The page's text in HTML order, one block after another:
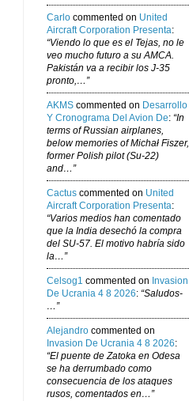
Carlo commented on United
Aircraft Corporation Presenta:
“Viendo lo que es el Tejas, no le
veo mucho futuro a su AMCA.
Pakistán va a recibir los J-35
pronto,…”
AKMS commented on Desarrollo
Y Cronograma Del Avion De: “In
terms of Russian airplanes,
below memories of Michał Fiszer,
former Polish pilot (Su-22)
and…”
Cactus commented on United
Aircraft Corporation Presenta:
“Varios medios han comentado
que la India desechó la compra
del SU-57. El motivo habría sido
la…”
Celsog1 commented on Invasion
De Ucrania 4 8 2026: “Saludos-
…”
Alejandro commented on
Invasion De Ucrania 4 8 2026:
“El puente de Zatoka en Odesa
se ha derrumbado como
consecuencia de los ataques
rusos, comentados en…”